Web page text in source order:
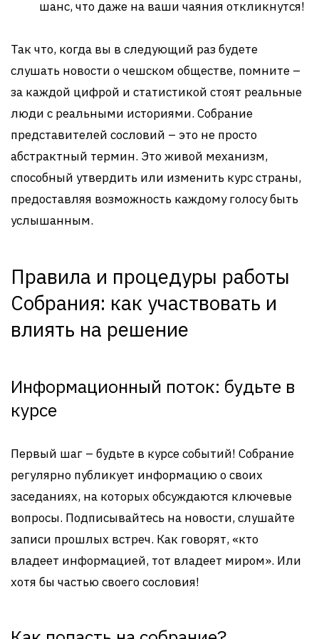
шанс, что даже на ваши чаяния откликнутся!
Так что, когда вы в следующий раз будете
слушать новости о чешском обществе, помните –
за каждой цифрой и статистикой стоят реальные
люди с реальными историями. Собрание
представителей сословий – это не просто
абстрактный термин. Это живой механизм,
способный утвердить или изменить курс страны,
предоставляя возможность каждому голосу быть
услышанным.
Правила и процедуры работы
Собрания: как участвовать и
влиять на решение
Информационный поток: будьте в
курсе
Первый шаг – будьте в курсе событий! Собрание
регулярно публикует информацию о своих
заседаниях, на которых обсуждаются ключевые
вопросы. Подписывайтесь на новости, слушайте
записи прошлых встреч. Как говорят, «кто
владеет информацией, тот владеет миром». Или
хотя бы частью своего сословия!